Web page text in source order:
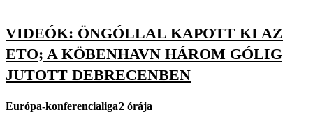
VIDEÓK: ÖNGÓLLAL KAPOTT KI AZ
ETO; A KÖBENHAVN HÁROM GÓLIG
JUTOTT DEBRECENBEN
Európa-konferencialiga2 órája